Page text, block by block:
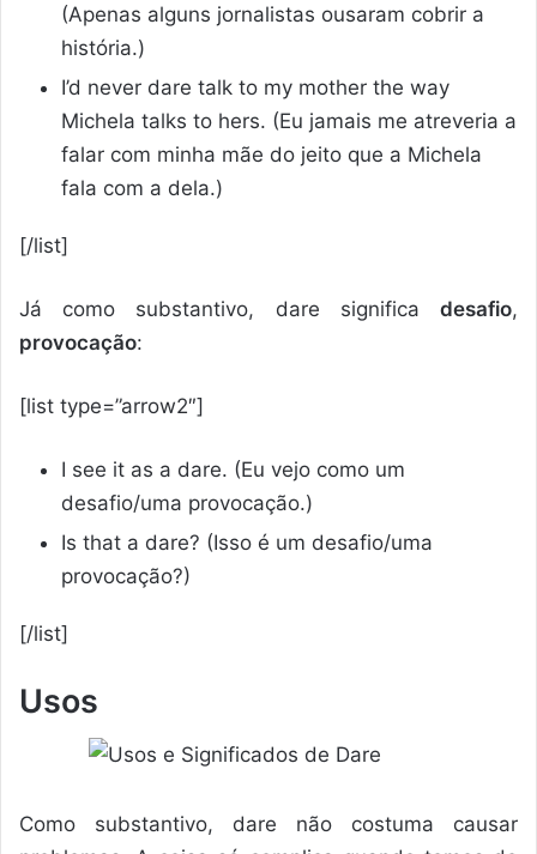
(Apenas alguns jornalistas ousaram cobrir a
história.)
I’d never dare talk to my mother the way
Michela talks to hers. (Eu jamais me atreveria a
falar com minha mãe do jeito que a Michela
fala com a dela.)
[/list]
Já como substantivo, dare significa desafio,
provocação:
[list type=”arrow2″]
I see it as a dare. (Eu vejo como um
desafio/uma provocação.)
Is that a dare? (Isso é um desafio/uma
provocação?)
[/list]
Usos
Como substantivo, dare não costuma causar